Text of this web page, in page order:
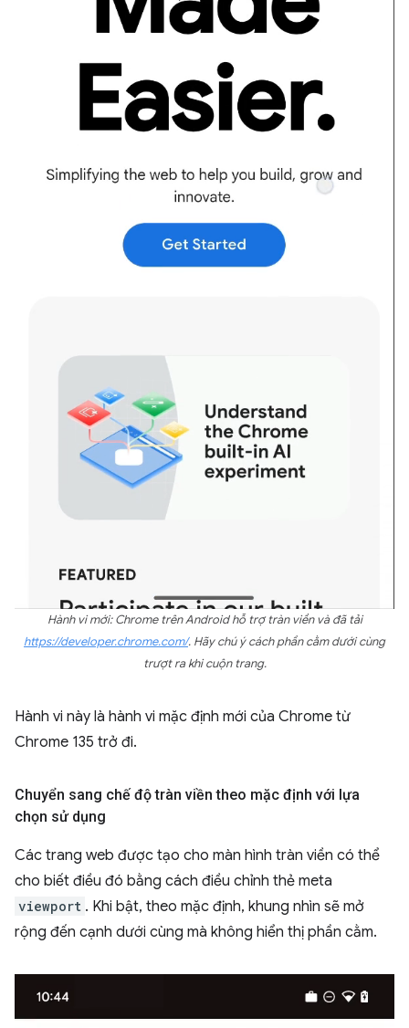
Hành vi mới: Chrome trên Android hỗ trợ tràn viền và đã tải
https://developer.chrome.com/. Hãy chú ý cách phần cằm dưới cùng
trượt ra khi cuộn trang.
Hành vi này là hành vi mặc định mới của Chrome từ
Chrome 135 trở đi.
Chuyển sang chế độ tràn viền theo mặc định với lựa
chọn sử dụng
Các trang web được tạo cho màn hình tràn viền có thể
cho biết điều đó bằng cách điều chỉnh thẻ meta
viewport . Khi bật, theo mặc định, khung nhìn sẽ mở
rộng đến cạnh dưới cùng mà không hiển thị phần cằm.